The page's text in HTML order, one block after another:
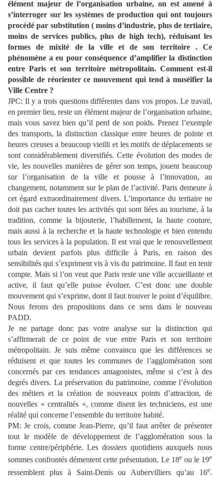
élément majeur de l’organisation urbaine, on est amené à
s’interroger sur les systèmes de production qui ont toujours
procédé par substitution ( moins d’industrie, plus de tertiaire,
moins de services publics, plus de high tech), réduisant les
formes de mixité de la ville et de son territoire . Ce
phénomène a eu pour conséquence d’amplifier la distinction
entre Paris et son territoire métropolitain. Comment est-il
possible de réorienter ce mouvement qui tend à muséifier la
Ville Centre ?
JPC: Il y a trois questions différentes dans vos propos. Le travail,
en premier lieu, reste un élément majeur de l’organisation urbaine,
mais vous savez bien qu’il perd de son poids. Prenez l’exemple
des transports, la distinction classique entre heures de pointe et
heures creuses a beaucoup vieilli et les motifs de déplacements se
sont considérablement diversifiés. Cette évolution des modes de
vie, les nouvelles manières de gérer son temps, jouent beaucoup
sur l’organisation de la ville et pousse à l’innovation, au
changement, notamment sur le plan de l’activité.Paris demeure à
cet égard extraordinairement divers. L’importance du tertiaire ne
doit pas cacher toutes les activités qui sont liées au tourisme, à la
tradition, comme la bijouterie, l’habillement, la haute couture,
mais aussi à la recherche et la haute technologie et bien entendu
tous les services à la population. Il est vrai que le renouvellement
urbain devient parfois plus difficile à Paris, en raison des
sensibilités qui s’expriment vis à vis du patrimoine. Il faut en tenir
compte. Mais si l’on veut que Paris reste une ville accueillante et
active, il faut qu’elle puisse évoluer. C’est donc une double
mouvement qui s’exprime, dont il faut trouver le point d’équilibre.
Nous ferons des propositions dans ce sens dans le nouveau
PADD.
Je ne partage donc pas votre analyse sur la distinction qui
s’affirmerait de ce point de vue entre Paris et son territoire
métropolitain. Je suis même convaincu que les différences se
réduisent et que toutes les communes de l’agglomération sont
concernés par ces tendances antagonistes, même si c’est à des
degrés divers. La préservation du patrimoine, comme l’évolution
des métiers et la création de nouveaux points d’attraction, de
nouvelles « centralités », comme disent les techniciens, est une
réalité qui concerne l’ensemble du territoire habité.
PM:Je crois, comme Jean-Pierre, qu’il faut arrêter de présenter
tout le modèle de développement de l’agglomération sous la
forme centre/périphérie. Les dossiers quotidiens auxquels nous
sommes confrontés démentent cette présentation. Le 18eou le 19e
ressemblent plus à Saint-Denis ou Aubervilliers qu’au 16e.